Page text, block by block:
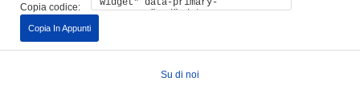
Copia codice:
Copia In Appunti
Su di noi